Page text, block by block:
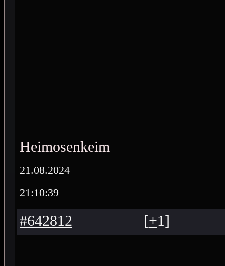
Heimosenkeimo
21.08.2024
21:10:39
#642812 [+1]